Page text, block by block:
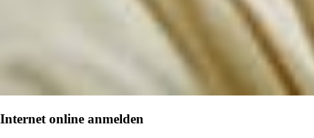
Internet online anmelden